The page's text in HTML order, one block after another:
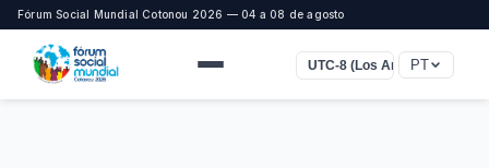
Fórum Social Mundial Cotonou 2026 — 04 a 08 de agosto
UTC-8 (Los Angeles)
PT